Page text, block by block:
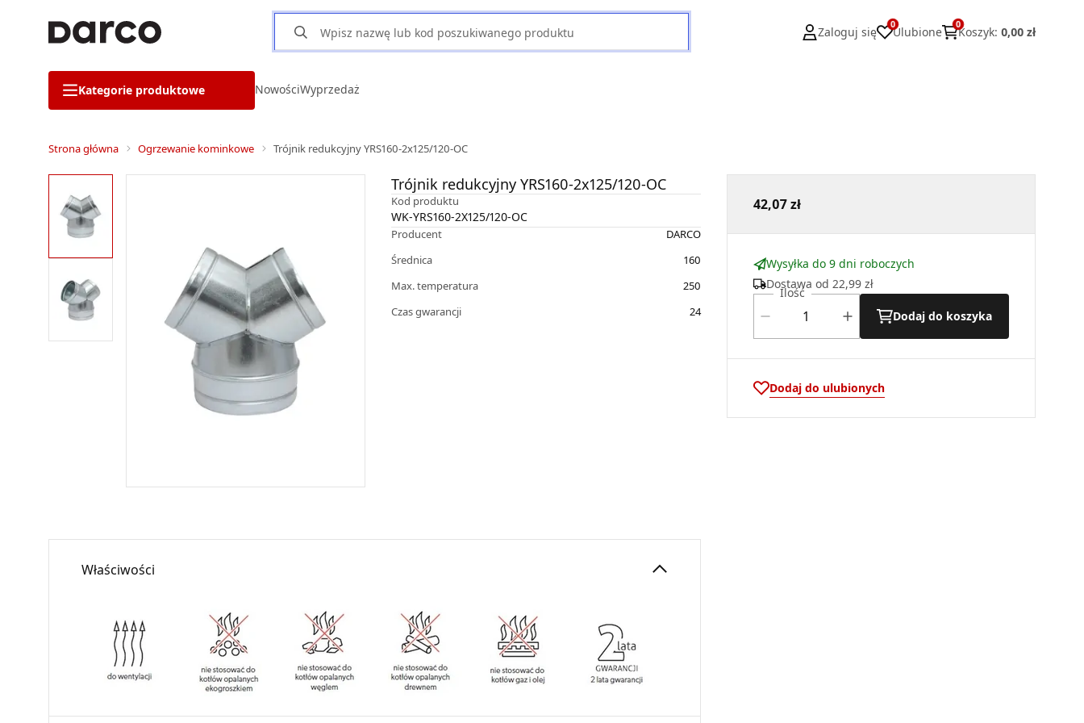
Zaloguj się
0
Ulubione
0
Koszyk: 0,00 zł
Kategorie produktowe NowościWyprzedaż
Strona główna Ogrzewanie kominkowe Trójnik redukcyjny YRS160-2x125/120-OC
Trójnik redukcyjny YRS160-2x125/120-OC
Kod produktu
WK-YRS160-2X125/120-OC
Producent
DARCO
Średnica
160
Max. temperatura
250
Czas gwarancji
24
42,07 zł
Wysyłka do 9 dni roboczych
Dostawa od 22,99 zł
Ilość
Dodaj do koszyka
Dodaj do ulubionych
Właściwości